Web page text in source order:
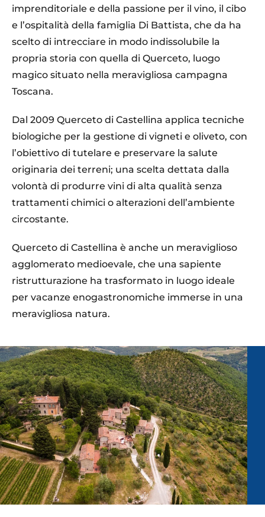
imprenditoriale e della passione per il vino, il cibo
e l’ospitalità della famiglia Di Battista, che da ha
scelto di intrecciare in modo indissolubile la
propria storia con quella di Querceto, luogo
magico situato nella meravigliosa campagna
Toscana.
Dal 2009 Querceto di Castellina applica tecniche
biologiche per la gestione di vigneti e oliveto, con
l’obiettivo di tutelare e preservare la salute
originaria dei terreni; una scelta dettata dalla
volontà di produrre vini di alta qualità senza
trattamenti chimici o alterazioni dell’ambiente
circostante.
Querceto di Castellina è anche un meraviglioso
agglomerato medioevale, che una sapiente
ristrutturazione ha trasformato in luogo ideale
per vacanze enogastronomiche immerse in una
meravigliosa natura.